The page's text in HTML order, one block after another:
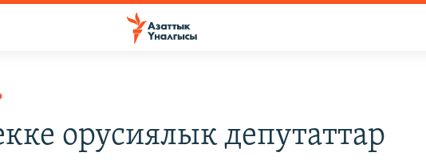
орусиялык депутаттар